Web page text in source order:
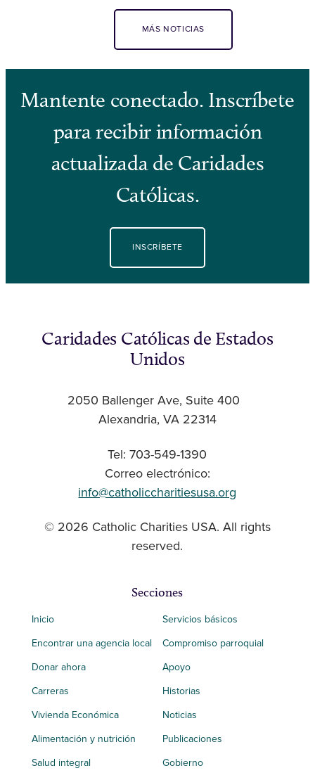
MÁS NOTICIAS
Mantente conectado. Inscríbete
para recibir información
actualizada de Caridades
Católicas.
INSCRÍBETE
Caridades Católicas de Estados
Unidos
2050 Ballenger Ave, Suite 400
Alexandria, VA 22314
Tel: 703-549-1390
Correo electrónico:
info@catholiccharitiesusa.org
© 2026 Catholic Charities USA. All rights
reserved.
Secciones
Inicio
Encontrar una agencia local
Donar ahora
Carreras
Vivienda Económica
Alimentación y nutrición
Salud integral
Servicios básicos
Compromiso parroquial
Apoyo
Historias
Noticias
Publicaciones
Gobierno